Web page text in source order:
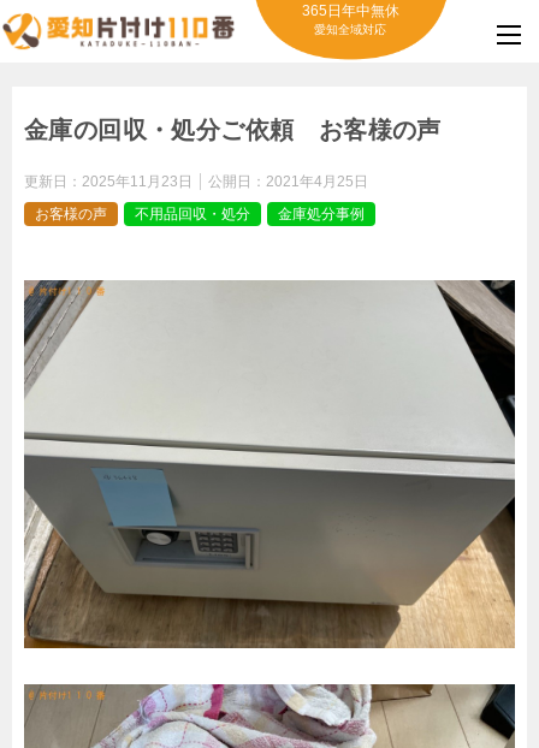
365日年中無休
愛知全域対応
金庫の回収・処分ご依頼 お客様の声
更新日： 2025年11月23日 公開日： 2021年4月25日
お客様の声
不用品回収・処分 金庫処分事例